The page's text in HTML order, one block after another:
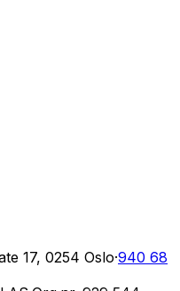
17, 0254 Oslo·940 68